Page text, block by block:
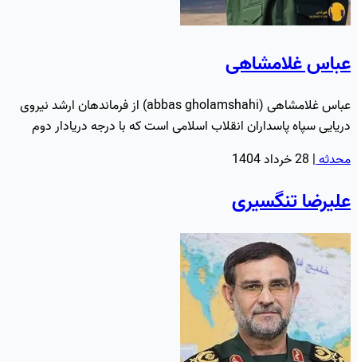
عباس غلامشاهی
عباس غلامشاهی (abbas gholamshahi) از فرماندهان ارشد نیروی
دریایی سپاه پاسداران انقلاب اسلامی است که با درجه دریادار دوم
محدثه| 28 خرداد 1404
علیرضا تنگسیری